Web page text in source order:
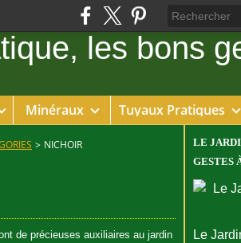
Minéraux Tuyaux Pratiques
> NICHOIR
de précieuses auxiliaires au jardin
LE
GESTES
Le